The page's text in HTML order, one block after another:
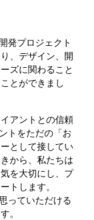
発プロジェクト
、デザイン、開
ズに関わること
とができまし
アントとの信頼
トをただの「お
として接してい
から、私たちは
を大切にし、プ
トします。
っていただける
。